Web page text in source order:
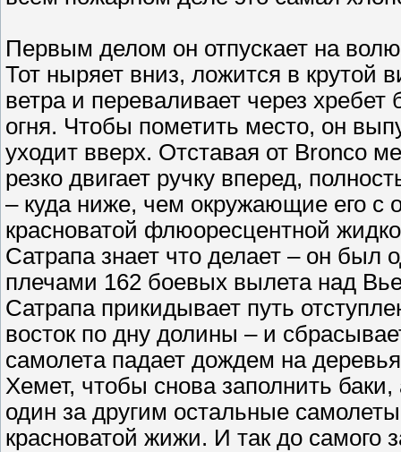
Первым делом он отпускает на
Тот ныряет вниз, ложится в крутой
ветра и переваливает через хребет
огня. Чтобы пометить место, он
уходит вверх. Отставая от Bronco
резко двигает ручку вперед,
– куда ниже, чем окружающие его с
красноватой флюоресцентной
Сатрапа знает что делает – он был
плечами 162 боевых вылета над
Сатрапа прикидывает путь
восток по дну долины – и
самолета падает дождем на
Хемет, чтобы снова заполнить
один за другим остальные
красноватой жижи. И так до самого